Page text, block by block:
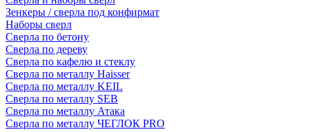
Зенкеры / сверла под конфирмат
Наборы сверл
Сверла по бетону
Сверла по дереву
Сверла по кафелю и стеклу
Сверла по металлу Haisser
Сверла по металлу KEIL
Сверла по металлу SEB
Сверла по металлу Атака
Сверла по металлу ЧЕГЛОК PRO